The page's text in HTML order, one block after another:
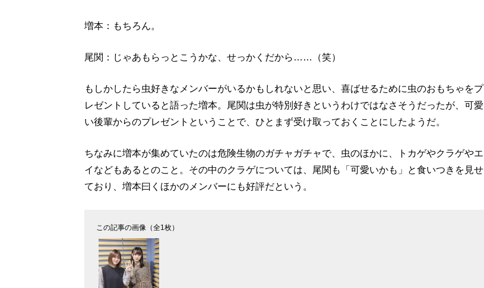
増本：もちろん。
尾関：じゃあもらっとこうかな、せっかくだから……（笑）
もしかしたら虫好きなメンバーがいるかもしれないと思い、喜ばせるために虫のおもちゃをプ
レゼントしていると語った増本。尾関は虫が特別好きというわけではなさそうだったが、可愛
い後輩からのプレゼントということで、ひとまず受け取っておくことにしたようだ。
ちなみに増本が集めていたのは危険生物のガチャガチャで、虫のほかに、トカゲやクラゲやエ
イなどもあるとのこと。その中のクラゲについては、尾関も「可愛いかも」と食いつきを見せ
ており、増本曰くほかのメンバーにも好評だという。
この記事の画像（全1枚）